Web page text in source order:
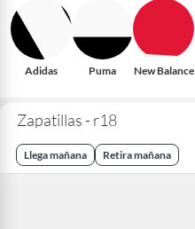
Adidas Puma New Balance
Zapatillas - r18
Llega mañana Retira mañana